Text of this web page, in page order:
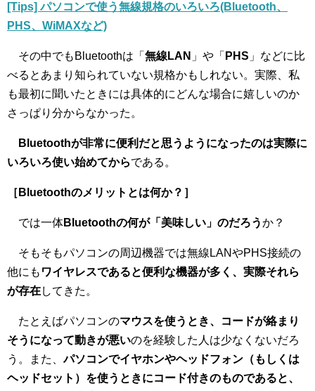
[Tips] パソコンで使う無線規格のいろいろ(Bluetooth、
PHS、WiMAXなど)
その中でもBluetoothは「 無線LAN 」や「 PHS 」などに比
べるとあまり知られていない規格かもしれない。実際、私
も最初に聞いたときには具体的にどんな場合に嬉しいのか
さっぱり分からなかった。
Bluetoothが非常に便利だと思うようになったのは実際に
いろいろ使い始めてからである。
［Bluetoothのメリットとは何か？］
では一体Bluetoothの何が「美味しい」のだろうか？
そもそもパソコンの周辺機器では無線LANやPHS接続の
他にも ワイヤレスであると便利な機器が多く、実際それら
が存在してきた。
たとえばパソコンのマウスを使うとき、コードが絡まり
そうになって動きが悪いのを経験した人は少なくないだろ
う。また、パソコンでイヤホンやヘッドフォン（もしくは
ヘッドセット）を使うときにコード付きのものであると、